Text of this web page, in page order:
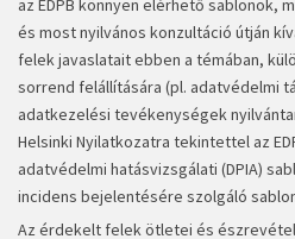
az EDPB könnyen elérhető sablonok,
és most nyilvános konzultáció útján
felek javaslatait ebben a témában,
sorrend felállítására (pl. adatvédelmi
adatkezelési tevékenységek
Helsinki Nyilatkozatra tekintettel az
adatvédelmi hatásvizsgálati (DPIA)
incidens bejelentésére szolgáló
Az érdekelt felek ötletei és